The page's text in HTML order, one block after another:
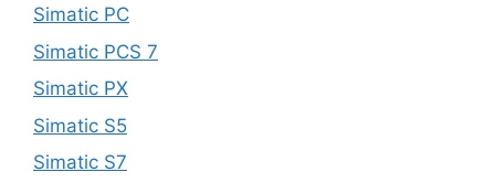
Simatic PC
Simatic PCS 7
Simatic PX
Simatic S5
Simatic S7